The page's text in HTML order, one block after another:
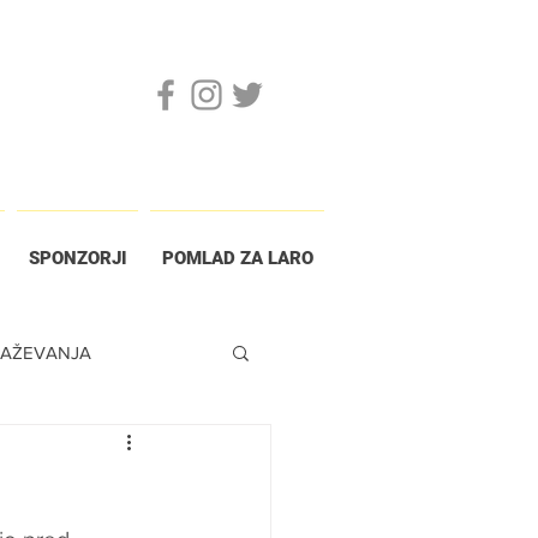
SPONZORJI POMLAD ZA LARO